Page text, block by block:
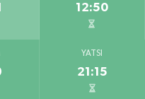
12:50
YATSI
21:15